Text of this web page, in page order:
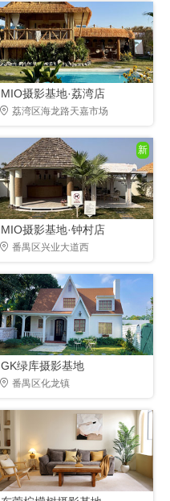
MIO摄影基地·荔湾店
荔湾区海龙路天嘉市场
新
MIO摄影基地·钟村店
番禺区兴业大道西
GK绿库摄影基地
番禺区化龙镇